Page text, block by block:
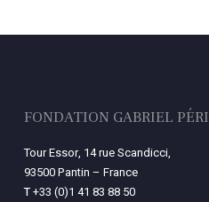
FONDATION GABRIEL PÉRI
Tour Essor, 14 rue Scandicci,
93500 Pantin – France
T+33 (0)1 41 83 88 50